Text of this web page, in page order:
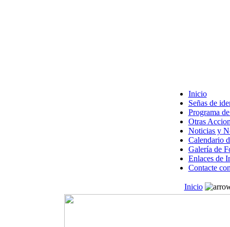
Inicio
Señas de
Programa
Otras
Noticias y
Calendario
Galería de
Enlaces de
Contacte
Inicio